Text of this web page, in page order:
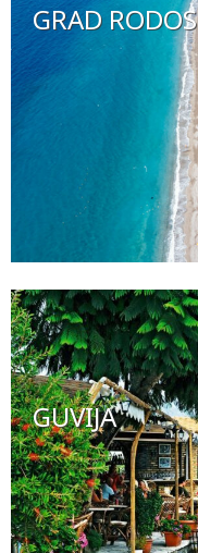
GRAD RODOS
GUVIJA